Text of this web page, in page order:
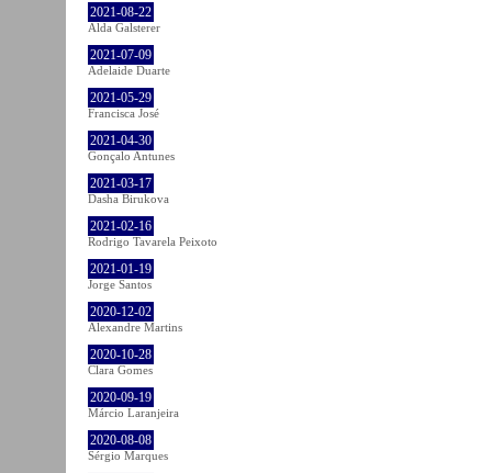
2021-08-22
Alda Galsterer
2021-07-09
Adelaide Duarte
2021-05-29
Francisca José
2021-04-30
Gonçalo Antunes
2021-03-17
Dasha Birukova
2021-02-16
Rodrigo Tavarela Peixoto
2021-01-19
Jorge Santos
2020-12-02
Alexandre Martins
2020-10-28
Clara Gomes
2020-09-19
Márcio Laranjeira
2020-08-08
Sérgio Marques